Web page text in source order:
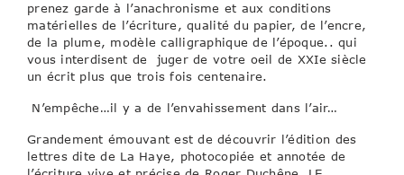
prenez garde à l’anachronisme et aux conditions
matérielles de l’écriture, qualité du papier, de l’encre,
de la plume, modèle calligraphique de l’époque.. qui
vous interdisent de juger de votre oeil de XXIe siècle
un écrit plus que trois fois centenaire.
N’empêche…il y a de l’envahissement dans l’air…
Grandement émouvant est de découvrir l’édition des
lettres dite de La Haye, photocopiée et annotée de